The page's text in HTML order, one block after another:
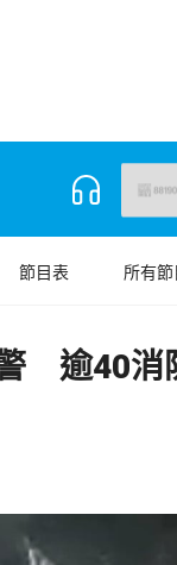
節目表 所有節
逾40消